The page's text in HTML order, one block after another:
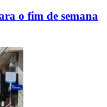
o fim de semana